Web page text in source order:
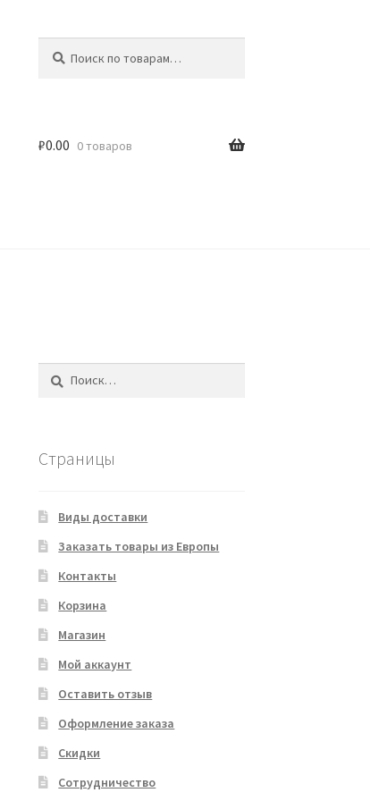
₽0.00 0 товаров
Страницы
Виды доставки
Заказать товары из Европы
Контакты
Корзина
Магазин
Мой аккаунт
Оставить отзыв
Оформление заказа
Скидки
Сотрудничество